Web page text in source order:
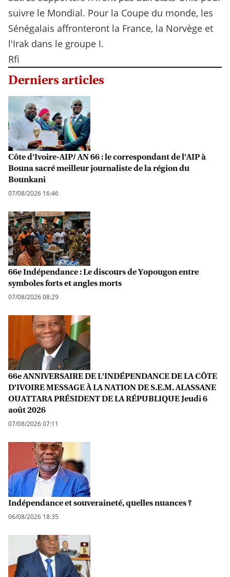
suivre le Mondial. Pour la Coupe du monde, les
Sénégalais affronteront la France, la Norvège et
l'Irak dans le groupe I.
Rfi
Derniers articles
Côte d’Ivoire-AIP/ AN 66 : le correspondant de l’AIP à
Bouna sacré meilleur journaliste de la région du
Bounkani
07/08/2026 16:46
66e Indépendance : Le discours de Yopougon entre
symboles forts et angles morts
07/08/2026 08:29
66e ANNIVERSAIRE DE L'INDÉPENDANCE DE LA CÔTE
D'IVOIRE MESSAGE À LA NATION DE S.E.M. ALASSANE
OUATTARA PRÉSIDENT DE LA RÉPUBLIQUE Jeudi 6
août 2026
07/08/2026 07:11
Indépendance et souveraineté, quelles nuances ?
06/08/2026 18:35